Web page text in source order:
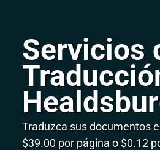
Servicios
Traduzca sus documentos
$39.00 por página o $0.12